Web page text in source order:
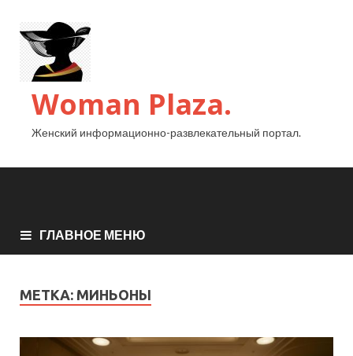
Woman Plaza.
Женский информационно-развлекательный портал.
ГЛАВНОЕ МЕНЮ
МЕТКА: МИНЬОНЫ